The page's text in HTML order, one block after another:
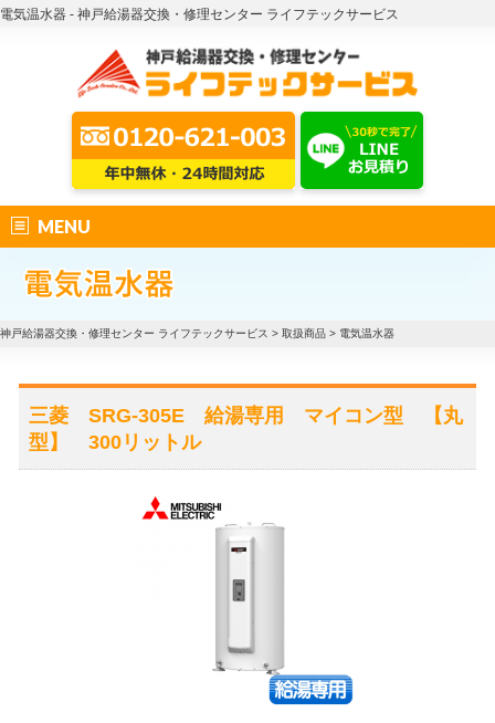
電気温水器 - 神戸給湯器交換・修理センター ライフテックサービス
MENU
神戸給湯器交換・修理センター ライフテックサービス > 取扱商品 > 電気温水器
三菱 SRG-305E 給湯専用 マイコン型 【丸
型】 300リットル